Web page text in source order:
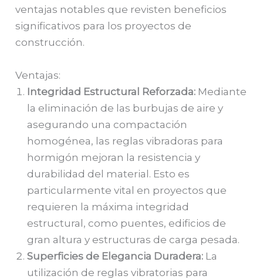
ventajas notables que revisten beneficios
significativos para los proyectos de
construcción.
Ventajas:
Integridad Estructural Reforzada: Mediante
la eliminación de las burbujas de aire y
asegurando una compactación
homogénea, las reglas vibradoras para
hormigón mejoran la resistencia y
durabilidad del material. Esto es
particularmente vital en proyectos que
requieren la máxima integridad
estructural, como puentes, edificios de
gran altura y estructuras de carga pesada.
Superficies de Elegancia Duradera: La
utilización de reglas vibratorias para